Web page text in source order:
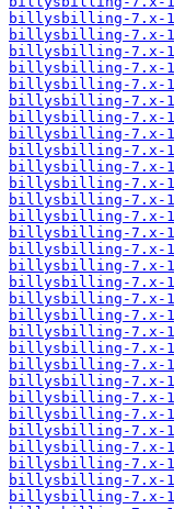
billysbilling-7.x-
billysbilling-7.x-
billysbilling-7.x-
billysbilling-7.x-
billysbilling-7.x-
billysbilling-7.x-
billysbilling-7.x-
billysbilling-7.x-
billysbilling-7.x-
billysbilling-7.x-
billysbilling-7.x-
billysbilling-7.x-
billysbilling-7.x-
billysbilling-7.x-
billysbilling-7.x-
billysbilling-7.x-
billysbilling-7.x-
billysbilling-7.x-
billysbilling-7.x-
billysbilling-7.x-
billysbilling-7.x-
billysbilling-7.x-
billysbilling-7.x-
billysbilling-7.x-
billysbilling-7.x-
billysbilling-7.x-
billysbilling-7.x-
billysbilling-7.x-
billysbilling-7.x-
billysbilling-7.x-